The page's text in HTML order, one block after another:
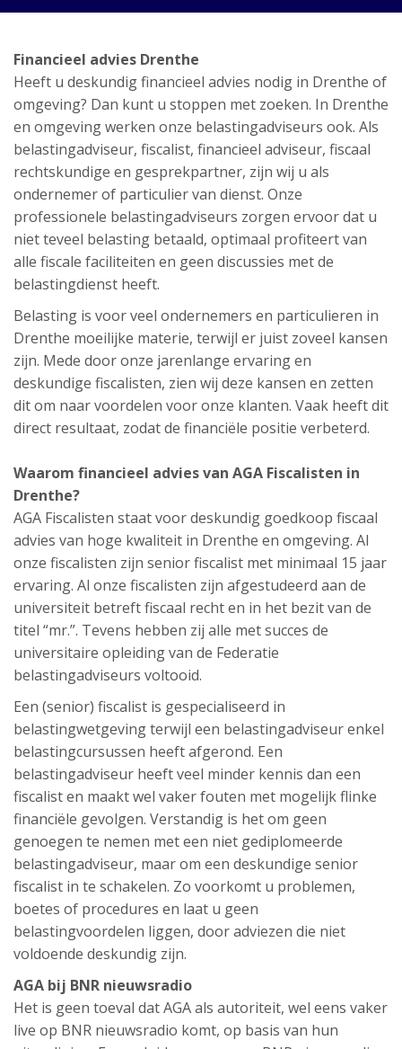
Financieel advies Drenthe
Heeft u deskundig financieel advies nodig in Drenthe of
omgeving? Dan kunt u stoppen met zoeken. In Drenthe
en omgeving werken onze belastingadviseurs ook. Als
belastingadviseur, fiscalist, financieel adviseur, fiscaal
rechtskundige en gesprekpartner, zijn wij u als
ondernemer of particulier van dienst. Onze
professionele belastingadviseurs zorgen ervoor dat u
niet teveel belasting betaald, optimaal profiteert van
alle fiscale faciliteiten en geen discussies met de
belastingdienst heeft.
Belasting is voor veel ondernemers en particulieren in
Drenthe moeilijke materie, terwijl er juist zoveel kansen
zijn. Mede door onze jarenlange ervaring en
deskundige fiscalisten, zien wij deze kansen en zetten
dit om naar voordelen voor onze klanten. Vaak heeft dit
direct resultaat, zodat de financiële positie verbeterd.
Waarom financieel advies van AGA Fiscalisten in
Drenthe?
AGA Fiscalisten staat voor deskundig goedkoop fiscaal
advies van hoge kwaliteit in Drenthe en omgeving. Al
onze fiscalisten zijn senior fiscalist met minimaal 15 jaar
ervaring. Al onze fiscalisten zijn afgestudeerd aan de
universiteit betreft fiscaal recht en in het bezit van de
titel “mr.”. Tevens hebben zij alle met succes de
universitaire opleiding van de Federatie
belastingadviseurs voltooid.
Een (senior) fiscalist is gespecialiseerd in
belastingwetgeving terwijl een belastingadviseur enkel
belastingcursussen heeft afgerond. Een
belastingadviseur heeft veel minder kennis dan een
fiscalist en maakt wel vaker fouten met mogelijk flinke
financiële gevolgen. Verstandig is het om geen
genoegen te nemen met een niet gediplomeerde
belastingadviseur, maar om een deskundige senior
fiscalist in te schakelen. Zo voorkomt u problemen,
boetes of procedures en laat u geen
belastingvoordelen liggen, door adviezen die niet
voldoende deskundig zijn.
AGA bij BNR nieuwsradio
Het is geen toeval dat AGA als autoriteit, wel eens vaker
live op BNR nieuwsradio komt, op basis van hun